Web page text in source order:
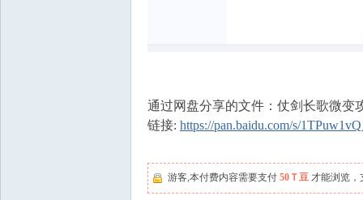
通过网盘分享的文件：仗剑长歌微变
链接: https://pan.baidu.com/s/
游客,本付费内容需要支付 50Ｔ豆 才能浏览，